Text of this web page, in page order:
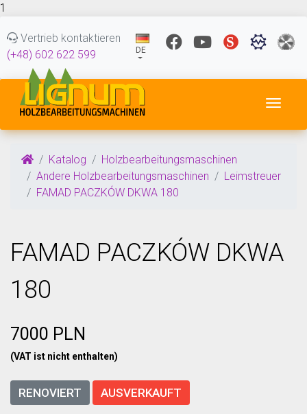
1
Vertrieb kontaktieren
(+48) 602 622 599
DE
Katalog
Holzbearbeitungsmaschinen
Andere Holzbearbeitungsmaschinen
Leimstreuer
FAMAD PACZKÓW DKWA 180
FAMAD PACZKÓW DKWA
180
7000 PLN
(VAT ist nicht enthalten)
RENOVIERT AUSVERKAUFT